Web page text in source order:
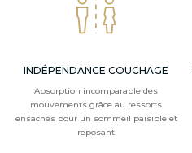
INDÉPENDANCE COUCHAGE
Absorption incomparable des
mouvements grâce au ressorts
ensachés pour un sommeil paisible et
reposant